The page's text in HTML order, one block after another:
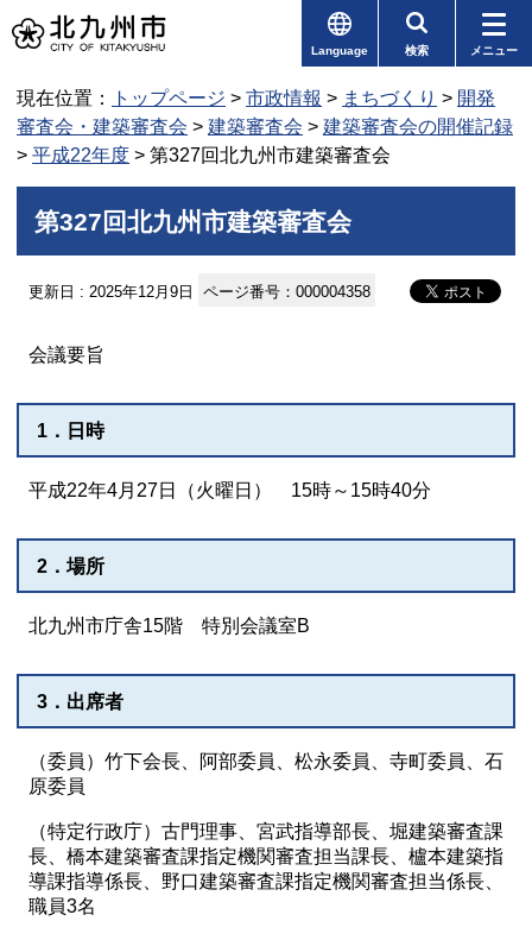
Language 検索 メニュー
現在位置： トップページ > 市政情報 > まちづくり > 開発
審査会・建築審査会 > 建築審査会 > 建築審査会の開催記録
> 平成22年度 > 第327回北九州市建築審査会
第327回北九州市建築審査会
更新日 : 2025年12月9日 ページ番号：000004358
会議要旨
1．日時
平成22年4月27日（火曜日） 15時～15時40分
2．場所
北九州市庁舎15階 特別会議室B
3．出席者
（委員）竹下会長、阿部委員、松永委員、寺町委員、石
原委員
（特定行政庁）古門理事、宮武指導部長、堀建築審査課
長、橋本建築審査課指定機関審査担当課長、櫨本建築指
導課指導係長、野口建築審査課指定機関審査担当係長、
職員3名